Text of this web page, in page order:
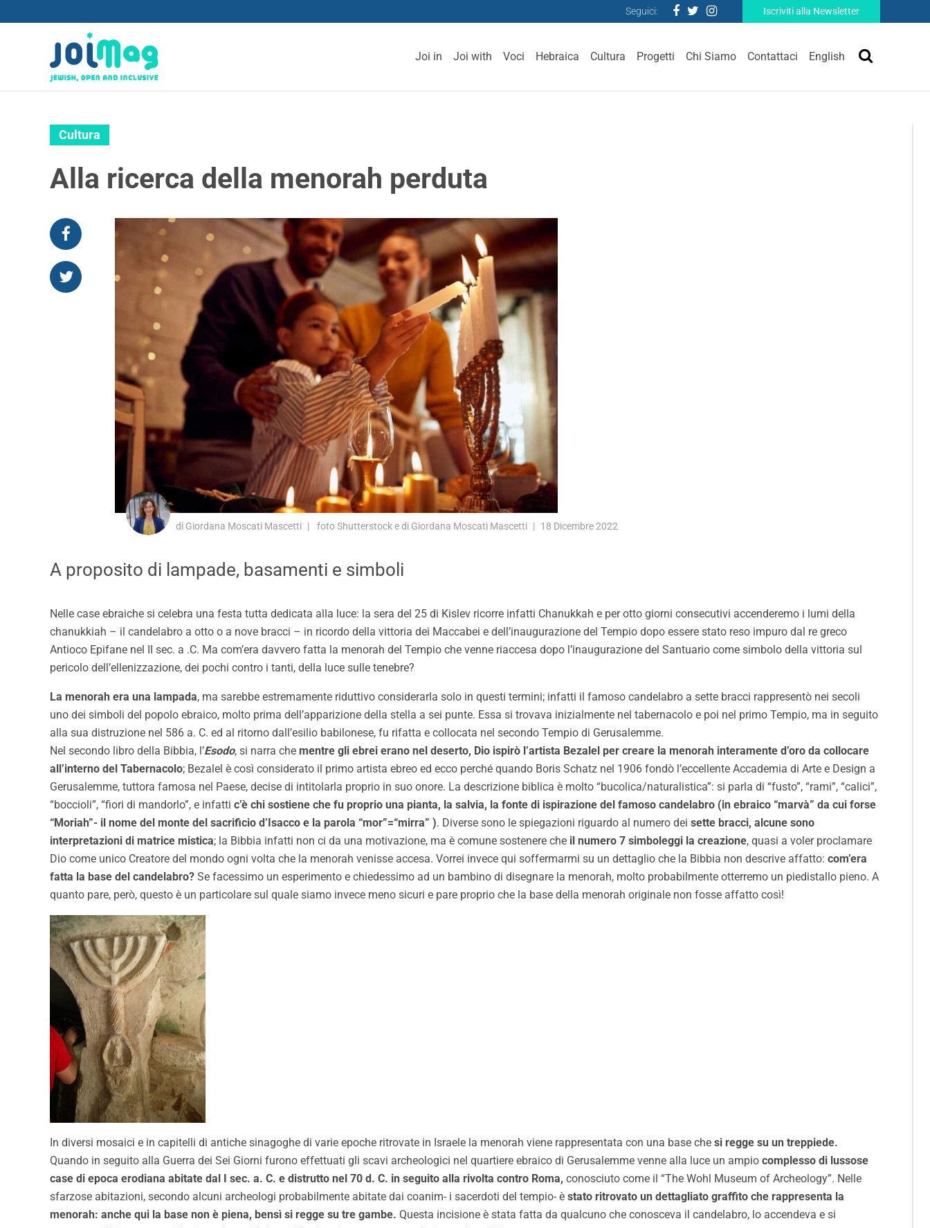
Seguici: Iscriviti alla Newsletter
Joi in Joi with Voci Hebraica Cultura Progetti Chi Siamo Contattaci English
Cultura
Alla ricerca della menorah perduta
di Giordana Moscati Mascetti foto Shutterstock e di Giordana Moscati Mascetti 18 Dicembre 2022
A proposito di lampade, basamenti e simboli
Nelle case ebraiche si celebra una festa tutta dedicata alla luce: la sera del 25 di Kislev ricorre infatti Chanukkah e per otto giorni consecutivi accenderemo i lumi della
chanukkiah – il candelabro a otto o a nove bracci – in ricordo della vittoria dei Maccabei e dell’inaugurazione del Tempio dopo essere stato reso impuro dal re greco
Antioco Epifane nel II sec. a .C. Ma com’era davvero fatta la menorah del Tempio che venne riaccesa dopo l’inaugurazione del Santuario come simbolo della vittoria sul
pericolo dell’ellenizzazione, dei pochi contro i tanti, della luce sulle tenebre?
La menorah era una lampada, ma sarebbe estremamente riduttivo considerarla solo in questi termini; infatti il famoso candelabro a sette bracci rappresentò nei secoli
uno dei simboli del popolo ebraico, molto prima dell’apparizione della stella a sei punte. Essa si trovava inizialmente nel tabernacolo e poi nel primo Tempio, ma in seguito
alla sua distruzione nel 586 a. C. ed al ritorno dall’esilio babilonese, fu rifatta e collocata nel secondo Tempio di Gerusalemme.
Nel secondo libro della Bibbia, l’Esodo, si narra che mentre gli ebrei erano nel deserto, Dio ispirò l’artista Bezalel per creare la menorah interamente d’oro da collocare
all’interno del Tabernacolo; Bezalel è così considerato il primo artista ebreo ed ecco perché quando Boris Schatz nel 1906 fondò l’eccellente Accademia di Arte e Design a
Gerusalemme, tuttora famosa nel Paese, decise di intitolarla proprio in suo onore. La descrizione biblica è molto “bucolica/naturalistica”: si parla di “fusto”, “rami”, “calici”,
“boccioli”, “fiori di mandorlo”, e infatti c’è chi sostiene che fu proprio una pianta, la salvia, la fonte di ispirazione del famoso candelabro (in ebraico “marvà” da cui forse
“Moriah”- il nome del monte del sacrificio d’Isacco e la parola “mor”=“mirra” ). Diverse sono le spiegazioni riguardo al numero dei sette bracci, alcune sono
interpretazioni di matrice mistica; la Bibbia infatti non ci da una motivazione, ma è comune sostenere che il numero 7 simboleggi la creazione, quasi a voler proclamare
Dio come unico Creatore del mondo ogni volta che la menorah venisse accesa. Vorrei invece qui soffermarmi su un dettaglio che la Bibbia non descrive affatto: com’era
fatta la base del candelabro? Se facessimo un esperimento e chiedessimo ad un bambino di disegnare la menorah, molto probabilmente otterremo un piedistallo pieno. A
quanto pare, però, questo è un particolare sul quale siamo invece meno sicuri e pare proprio che la base della menorah originale non fosse affatto così!
In diversi mosaici e in capitelli di antiche sinagoghe di varie epoche ritrovate in Israele la menorah viene rappresentata con una base che si regge su un treppiede.
Quando in seguito alla Guerra dei Sei Giorni furono effettuati gli scavi archeologici nel quartiere ebraico di Gerusalemme venne alla luce un ampio complesso di lussose
case di epoca erodiana abitate dal I sec. a. C. e distrutto nel 70 d. C. in seguito alla rivolta contro Roma, conosciuto come il “The Wohl Museum of Archeology”. Nelle
sfarzose abitazioni, secondo alcuni archeologi probabilmente abitate dai coanim- i sacerdoti del tempio- è stato ritrovato un dettagliato graffito che rappresenta la
menorah: anche qui la base non è piena, bensì si regge su tre gambe. Questa incisione è stata fatta da qualcuno che conosceva il candelabro, lo accendeva e si